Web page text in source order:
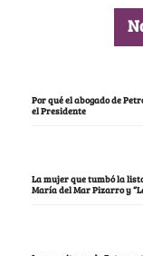
Por qué el abogado de
el Presidente
La mujer que tumbó la
María del Mar Pizarro y